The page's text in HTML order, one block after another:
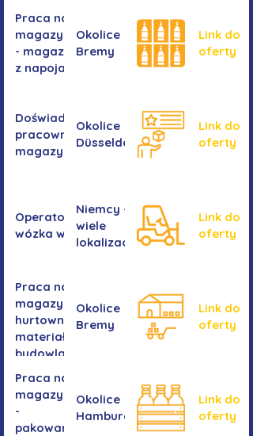
Praca na
magazynie
- magazyn
z napojami
Okolice
Bremy
Link do
oferty
Doświadczony
pracownik/pracownica
magazynu
Okolice
Düsseldorf
Link do
oferty
Operator/operatorka
wózka widłowego
Niemcy -
wiele
lokalizacji
Link do
oferty
Praca na
magazynie -
hurtownia
materiałów
budowlanych
Okolice
Bremy
Link do
oferty
Praca na
magazynie
-
pakowanie
Okolice
Hamburga
Link do
oferty